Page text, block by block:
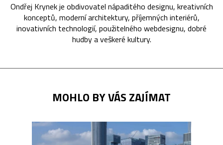
Ondřej Krynek je obdivovatel nápaditého designu, kreativních
konceptů, moderní architektury, příjemných interiérů,
inovativních technologií, použitelného webdesignu, dobré
hudby a veškeré kultury.
MOHLO BY VÁS ZAJÍMAT